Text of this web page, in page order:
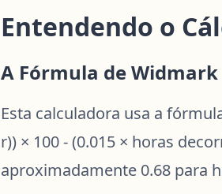
Entendendo o
A Fórmula de Widmark
Esta calculadora usa a
r)) × 100 - (0.015 × horas
aproximadamente 0.68 para